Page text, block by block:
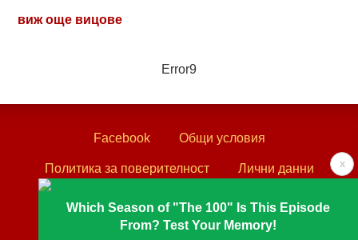
виж още вицове
Error9
x
Which Season of "The 100" Is This Episode
From? Test Your Memory!
Facebook Общи условия
Политика за поверителност Лични данни
Textove.com © 2003 - 2026